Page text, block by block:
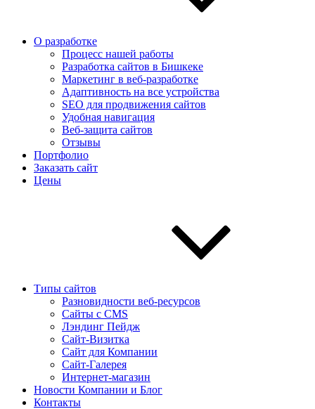
О разработке
Процесс нашей работы
Разработка сайтов в Бишкеке
Маркетинг в веб-разработке
Адаптивность на все устройства
SEO для продвижения сайтов
Удобная навигация
Веб-защита сайтов
Отзывы
Портфолио
Заказать сайт
Цены
Типы сайтов
Разновидности веб-ресурсов
Сайты с CMS
Лэндинг Пейдж
Сайт-Визитка
Сайт для Компании
Сайт-Галерея
Интернет-магазин
Новости Компании и Блог
Контакты